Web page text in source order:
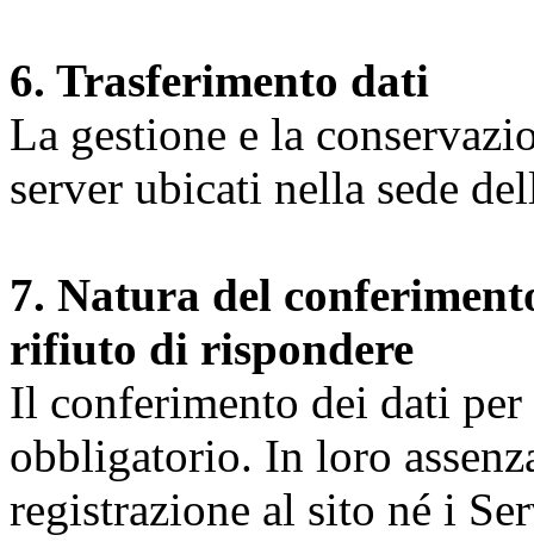
6. Trasferimento dati
La gestione e la
server ubicati nella sede
7. Natura del
rifiuto di rispondere
Il conferimento dei dati
obbligatorio. In loro
registrazione al sito né i